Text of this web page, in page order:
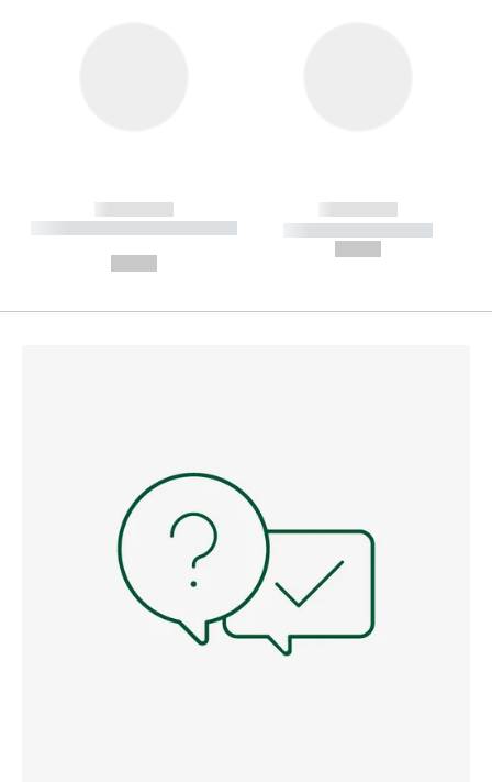
------------
----------- ----------- --------
------------
----------- -----------